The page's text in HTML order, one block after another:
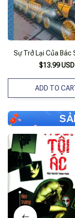
Sự Trở Lại Của Bác
$13.99 USD
ADD TO